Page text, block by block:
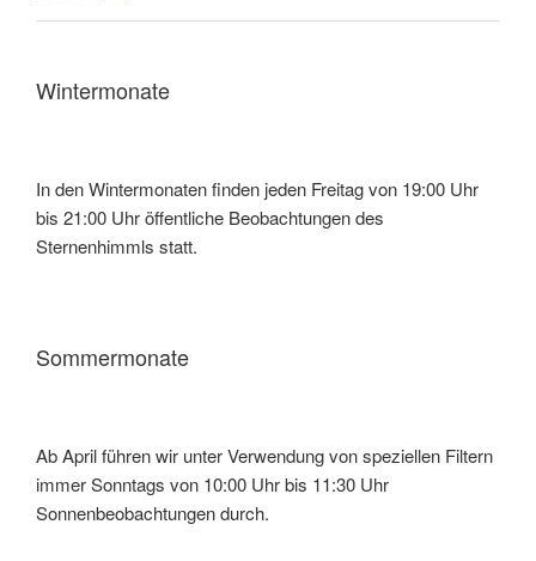
Wintermonate
In den Wintermonaten finden jeden Freitag von 19:00 Uhr
bis 21:00 Uhr öffentliche Beobachtungen des
Sternenhimmls statt.
Sommermonate
Ab April führen wir unter Verwendung von speziellen Filtern
immer Sonntags von 10:00 Uhr bis 11:30 Uhr
Sonnenbeobachtungen durch.